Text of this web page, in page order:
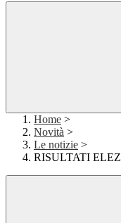
Home >
Novità >
Le notizie >
RISULTATI